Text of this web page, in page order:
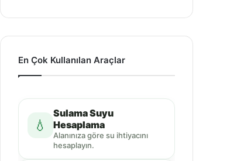
En Çok Kullanılan Araçlar
💧
Sulama Suyu
Hesaplama
Alanınıza göre su ihtiyacını
hesaplayın.